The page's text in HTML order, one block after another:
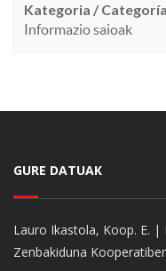
Kategoria / Categoría
Informazio saioak
GURE DATUAK
Lauro Ikastola, Koop. E. |
Zenbakiduna